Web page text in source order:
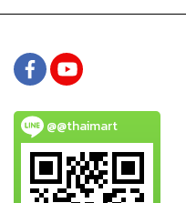
อุณหภูมิสูงเกิน
@@thaimart